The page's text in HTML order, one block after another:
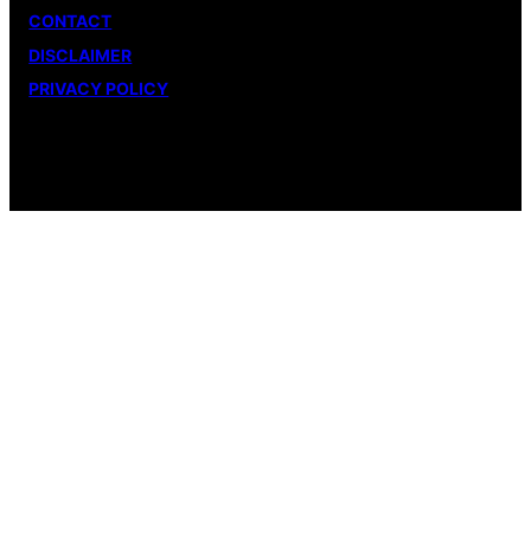
CONTACT
DISCLAIMER
PRIVACY POLICY